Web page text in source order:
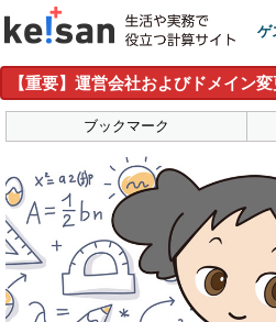
ゲ
【重要】運営会社およびドメイン
ブックマーク